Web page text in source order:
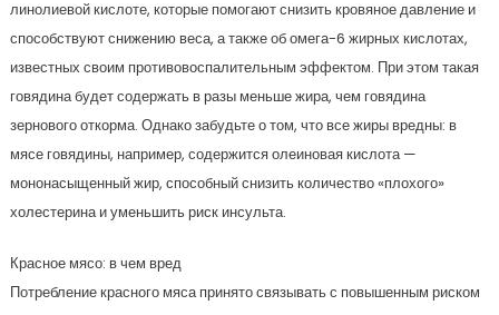
линолиевой кислоте, которые помогают снизить кровяное давление и
способствуют снижению веса, а также об омега-6 жирных кислотах,
известных своим противовоспалительным эффектом. При этом такая
говядина будет содержать в разы меньше жира, чем говядина
зернового откорма. Однако забудьте о том, что все жиры вредны: в
мясе говядины, например, содержится олеиновая кислота —
мононасыщенный жир, способный снизить количество «плохого»
холестерина и уменьшить риск инсульта.
Красное мясо: в чем вред
Потребление красного мяса принято связывать с повышенным риском